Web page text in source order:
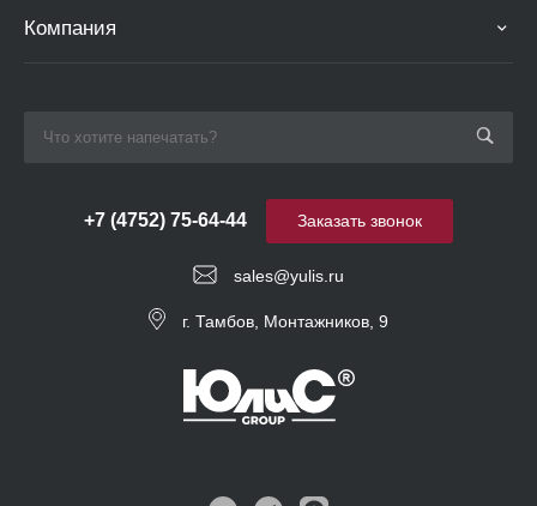
Компания
sales@yulis.ru
+7 (4752) 75-64-44
г. Тамбов, Монтажников, 9
Заказать звонок